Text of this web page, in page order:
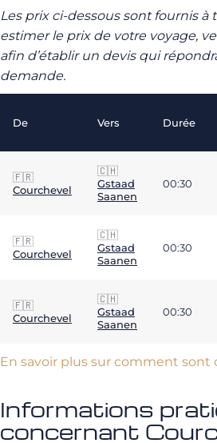
Les prix ci-dessous sont fournis à
estimer le prix de votre voyage,
afin d’établir un devis qui
demande.
De Vers Durée
🇫🇷
Courchevel
🇨🇭
Gstaad
Saanen
00:30
🇫🇷
Courchevel
🇨🇭
Gstaad
Saanen
00:30
🇫🇷
Courchevel
🇨🇭
Gstaad
Saanen
00:30
En savoir plus sur comment sont
Informations
concernant